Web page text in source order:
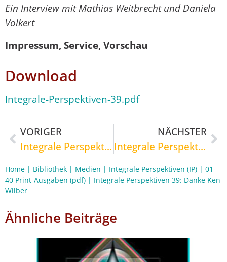
Ein Interview mit Mathias Weitbrecht und Daniela
Volkert
Impressum, Service, Vorschau
Download
Integrale-Perspektiven-39.pdf
VORIGER
Integrale Perspektiven 40: Integrale Kunst + Pädagogik
NÄCHSTER
Integrale Perspektiven 38: Eine Welt
Home | Bibliothek | Medien | Integrale Perspektiven (IP) | 01-
40 Print-Ausgaben (pdf) | Integrale Perspektiven 39: Danke Ken
Wilber
Ähnliche Beiträge